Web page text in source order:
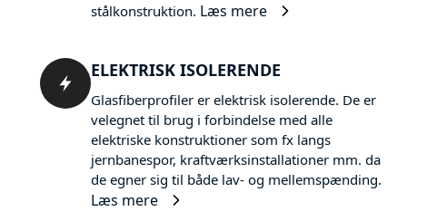
stålkonstruktion. Læs mere
ELEKTRISK ISOLERENDE
Glasfiberprofiler er elektrisk isolerende. De er
velegnet til brug i forbindelse med alle
elektriske konstruktioner som fx langs
jernbanespor, kraftværksinstallationer mm. da
de egner sig til både lav- og mellemspænding.
Læs mere